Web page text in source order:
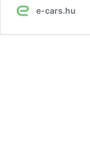
e-cars.hu